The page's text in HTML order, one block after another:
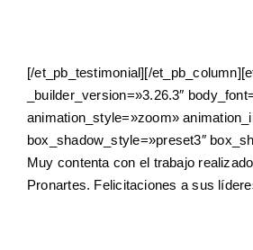
[/et_pb_testimonial][/
_builder_version=»3.26.3″
animation_style=»zoom»
box_shadow_style=»preset3″
Muy contenta con el trabajo
Pronartes. Felicitaciones a sus